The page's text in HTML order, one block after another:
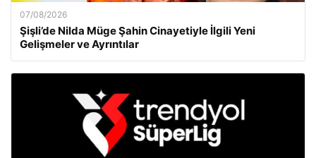
07/08/2026
Şişli’de Nilda Müge Şahin Cinayetiyle İlgili Yeni
Gelişmeler ve Ayrıntılar